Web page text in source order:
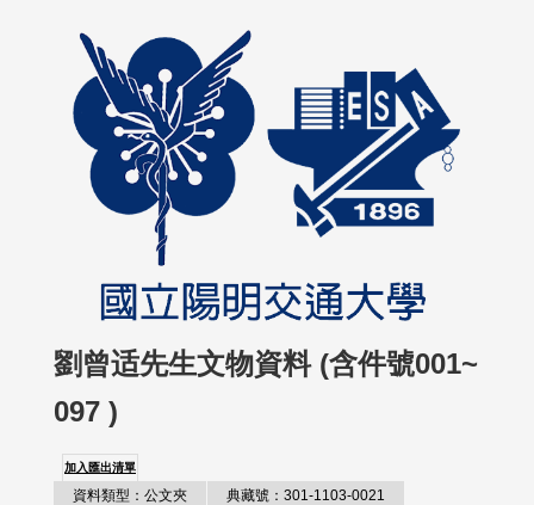
劉曾适先生文物資料 (含件號001~
097 )
加入匯出清單
資料類型：公文夾 典藏號：301-1103-0021